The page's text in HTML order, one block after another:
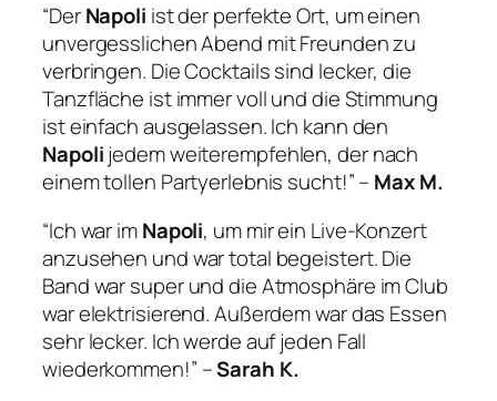
“DerNapoli ist der perfekte Ort, um einen
unvergesslichen Abend mit Freunden zu
verbringen. Die Cocktails sind lecker, die
Tanzfläche ist immer voll und die Stimmung
ist einfach ausgelassen. Ich kann den
Napolijedem weiterempfehlen, der nach
einem tollen Partyerlebnis sucht!” – Max M.
“Ich war imNapoli, um mir ein Live-Konzert
anzusehen und war total begeistert. Die
Band war super und die Atmosphäre im Club
war elektrisierend. Außerdem war das Essen
sehr lecker. Ich werde auf jeden Fall
wiederkommen!” –Sarah K.